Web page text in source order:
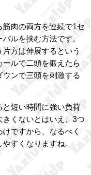
肉の両方を連続で1セ
ルを挟む方法です。
方は伸展するという
ルで二頭を鍛えたら
ンで三頭を刺激する
と短い時間に強い負荷
くないとはいえ、3つ
ですから、なるべく
すくなりますね。